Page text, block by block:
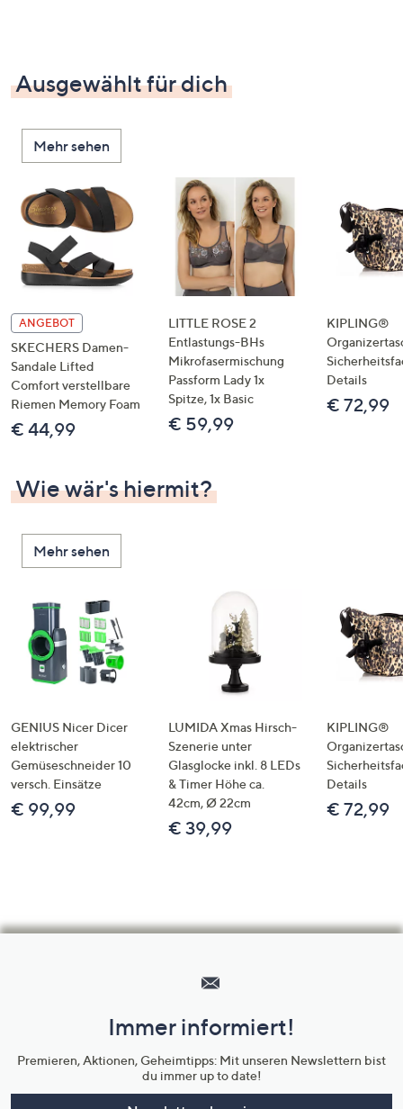
Ausgewählt für dich
Mehr sehen
ANGEBOT
SKECHERS Damen-
Sandale Lifted
Comfort verstellbare
Riemen Memory Foam
€ 44,99
LITTLE ROSE 2
Entlastungs-BHs
Mikrofasermischung
Passform Lady 1x
Spitze, 1x Basic
€ 59,99
KIPLING®
Details
€ 72,99
Wie wär's hiermit?
Mehr sehen
GENIUS Nicer Dicer
elektrischer
Gemüseschneider 10
versch. Einsätze
€ 99,99
LUMIDA Xmas Hirsch-
Szenerie unter
Glasglocke inkl. 8 LEDs
& Timer Höhe ca.
42cm, Ø 22cm
€ 39,99
KIPLING®
Details
€ 72,99
Unternehmensinformationen
Immer informiert!
Premieren, Aktionen, Geheimtipps: Mit unseren Newslettern bist
du immer up to date!